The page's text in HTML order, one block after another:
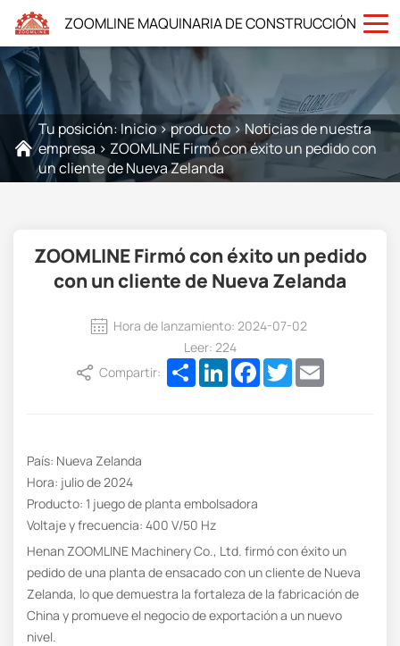
ZOOMLINE MAQUINARIA DE CONSTRUCCIÓN
Tu posición: Inicio>producto>Noticias de nuestra
empresa > ZOOMLINE Firmó con éxito un pedido con
un cliente de Nueva Zelanda
ZOOMLINE Firmó con éxito un pedido
con un cliente de Nueva Zelanda
Hora de lanzamiento: 2024-07-02
Leer: 224
Compartir:
ShareLinkedInFacebook
Twitter
País: Nueva Zelanda
Hora: julio de 2024
Producto: 1 juego de planta embolsadora
Voltaje y frecuencia: 400 V/50 Hz
Henan ZOOMLINE Machinery Co., Ltd. firmó con éxito un
pedido de una planta de ensacado con un cliente de Nueva
Zelanda, lo que demuestra la fortaleza de la fabricación de
China y promueve el negocio de exportación a un nuevo
nivel.